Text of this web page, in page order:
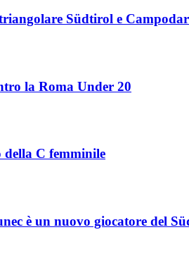
Südtirol e
la Roma Under 20
C femminile
è un nuovo giocatore del